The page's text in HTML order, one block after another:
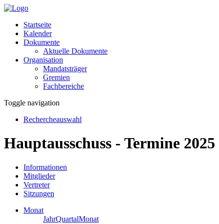
Startseite
Kalender
Dokumente
Aktuelle Dokumente
Organisation
Mandatsträger
Gremien
Fachbereiche
Toggle navigation
Rechercheauswahl
Hauptausschuss - Termine 2025
Informationen
Mitglieder
Vertreter
Sitzungen
Monat
JahrQuartalMonat